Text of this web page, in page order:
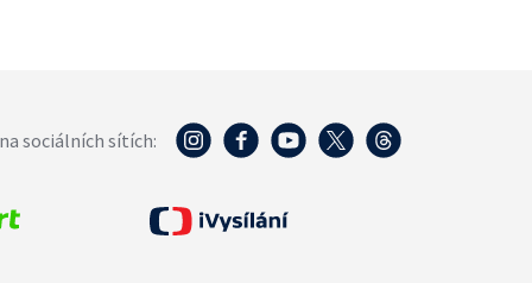
sociálních sítích: